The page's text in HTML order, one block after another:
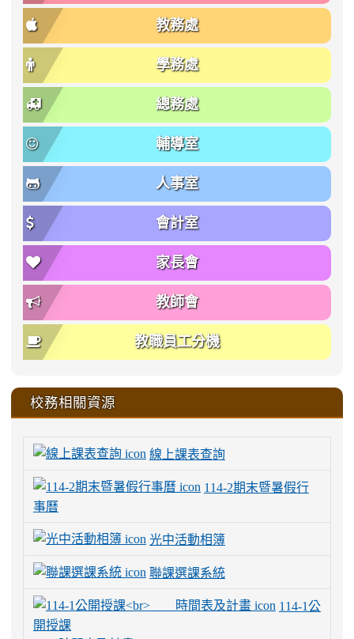
教務處
學務處
總務處
輔導室
人事室
會計室
家長會
教師會
教職員工分機
校務相關資源
線上課表查詢
114-2期末暨暑假行
事曆
光中活動相簿
聯課選課系統
114-1公
開授課